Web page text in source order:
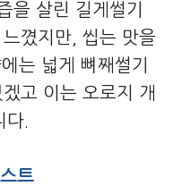
을 살린 길게썰기
꼈지만, 씹는 맛을
는 넓게 뼈째썰기
고 이는 오로지 개
다.
스트